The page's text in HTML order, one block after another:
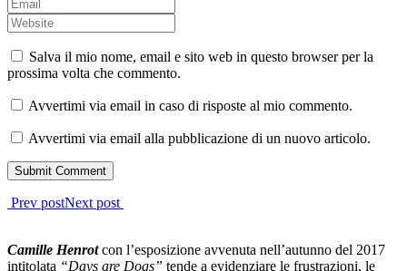
Salva il mio nome, email e sito web in questo browser per la
prossima volta che commento.
Avvertimi via email in caso di risposte al mio commento.
Avvertimi via email alla pubblicazione di un nuovo articolo.
Prev postNext post
Camille Henrotcon l’esposizione avvenuta nell’autunno del 2017
intitolata “Days are Dogs” tende a evidenziare le frustrazioni, le